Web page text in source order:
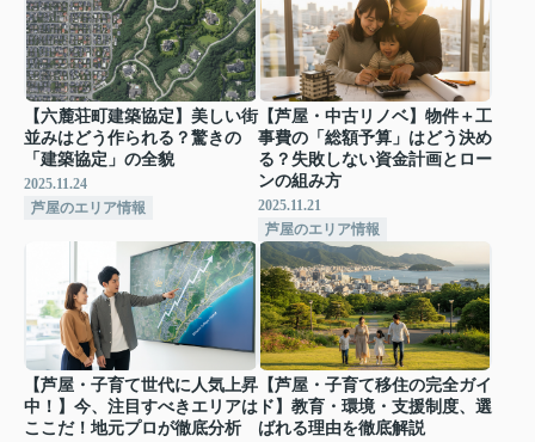
【六麓荘町建築協定】美しい街
並みはどう作られる？驚きの
「建築協定」の全貌
2025.11.24
芦屋のエリア情報
【芦屋・中古リノベ】物件＋工
事費の「総額予算」はどう決め
る？失敗しない資金計画とロー
ンの組み方
2025.11.21
芦屋のエリア情報
【芦屋・子育て世代に人気上昇
中！】今、注目すべきエリアは
ここだ！地元プロが徹底分析
【芦屋・子育て移住の完全ガイ
ド】教育・環境・支援制度、選
ばれる理由を徹底解説